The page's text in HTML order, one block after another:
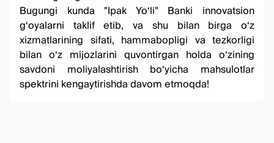
Bugungi kunda "Ipak Yo‘li" Banki innovatsion
g‘oyalarni taklif etib, va shu bilan birga o‘z
xizmatlarining sifati, hammabopligi va tezkorligi
bilan o‘z mijozlarini quvontirgan holda o‘zining
savdoni moliyalashtirish bo‘yicha mahsulotlar
spektrini kengaytirishda davom etmoqda!